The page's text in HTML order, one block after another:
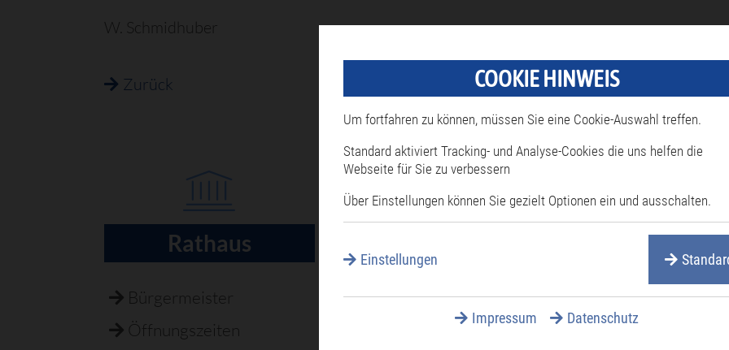
W. Schmidhuber
Zurück
Rathaus
Bürgermeister
Öffnungszeiten
Bestattungen
Ferienprogramm
COOKIE HINWEIS
Um fortfahren zu können, müssen Sie eine Cookie-Auswahl treffen.
Standard aktiviert Tracking- und Analyse-Cookies die uns helfen die
Webseite für Sie zu verbessern
Über Einstellungen können Sie gezielt Optionen ein und ausschalten.
Einstellungen
Impressum Datenschutz